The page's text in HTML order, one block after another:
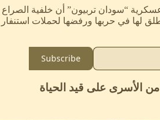
“سودان تربيون” أن خلفية الصراع
لها في حربها ورفضها لحملات
Subscribe